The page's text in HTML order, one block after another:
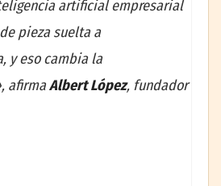
artificial empresarial
pieza suelta a
y eso cambia la
afirmaAlbert López, fundador